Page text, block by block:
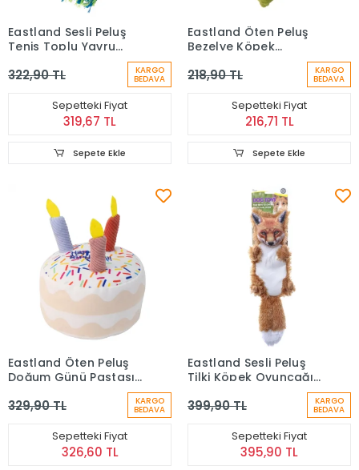
Eastland Sesli Peluş
Tenis Toplu Yavru
cm
322,90 TL KARGO
BEDAVA
Sepetteki Fiyat
319,67 TL
Sepete Ekle
Eastland Öten Peluş
Bezelye Köpek
Oyuncağı (30,5 cm)
218,90 TL KARGO
BEDAVA
Sepetteki Fiyat
216,71 TL
Sepete Ekle
Eastland Öten Peluş
Doğum Günü Pastası
Köpek Oyuncağı (14
cm)
329,90 TL KARGO
BEDAVA
Sepetteki Fiyat
326,60 TL
Eastland Sesli Peluş
Tilki Köpek Oyuncağı
399,90 TL KARGO
BEDAVA
Sepetteki Fiyat
395,90 TL